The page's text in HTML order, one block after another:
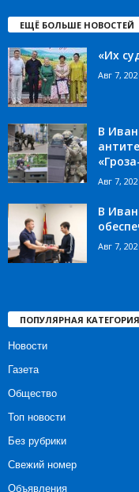
ЕЩЁ БОЛЬШЕ НОВОСТЕЙ
«Их
Авг 7,
В
Авг 7,
В
Авг 7,
ПОПУЛЯРНАЯ КАТЕГОРИЯ
Новости
Газета
Общество
Топ новости
Без рубрики
Свежий номер
Объявления